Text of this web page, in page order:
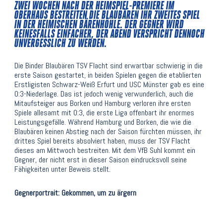
ZWEI WOCHEN NACH DER HEIMSPIEL-PREMIERE IM
OBERHAUS BESTREITEN DIE BLAUBÄREN IHR ZWEITES SPIEL
IN DER HEIMISCHEN BÄRENHÖHLE. DER GEGNER WIRD
KEINESFALLS EINFACHER, DER ABEND VERSPRICHT DENNOCH
UNVERGESSLICH ZU WERDEN.
Die Binder Blaubären TSV Flacht sind erwartbar schwierig in die
erste Saison gestartet, in beiden Spielen gegen die etablierten
Erstligisten Schwarz-Weiß Erfurt und USC Münster gab es eine
0:3-Niederlage. Das ist jedoch wenig verwunderlich, auch die
Mitaufsteiger aus Borken und Hamburg verloren ihre ersten
Spiele allesamt mit 0:3, die erste Liga offenbart ihr enormes
Leistungsgefälle. Während Hamburg und Borken, die wie die
Blaubären keinen Abstieg nach der Saison fürchten müssen, ihr
drittes Spiel bereits absolviert haben, muss der TSV Flacht
dieses am Mittwoch bestreiten. Mit dem VfB Suhl kommt ein
Gegner, der nicht erst in dieser Saison eindrucksvoll seine
Fähigkeiten unter Beweis stellt.
Gegnerportrait: Gekommen, um zu ärgern